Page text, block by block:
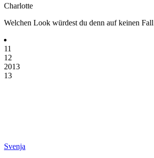
Charlotte
Welchen Look würdest du denn auf keinen
11
12
2013
13
Svenja